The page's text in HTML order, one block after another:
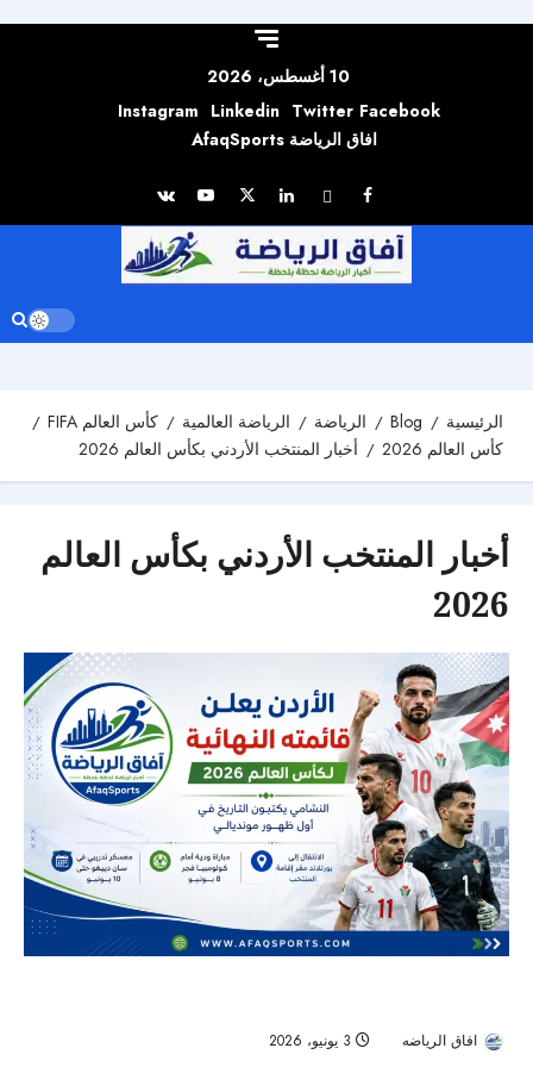
10 أغسطس، 2026
Facebook
Twitter
Linkedin
Instagram
افاق الرياضة AfaqSports
الرئيسية Blog الرياضة الرياضة العالمية
كأس العالم FIFA
كأس العالم 2026
أخبار المنتخب الأردني بكأس العالم 2026
أخبار المنتخب الأردني بكأس العالم
2026
افاق الرياضه